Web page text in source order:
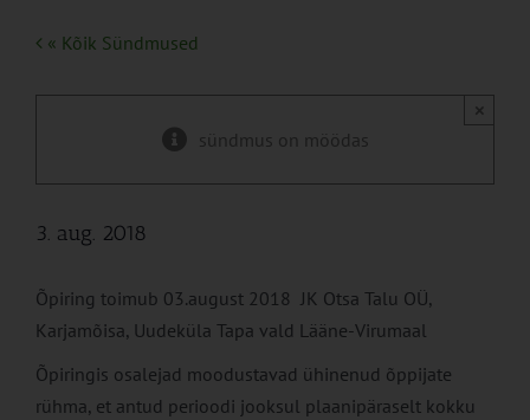
« Kõik Sündmused
sündmus on möödas
×
3. aug. 2018
Õpiring toimub 03.august 2018 JK Otsa Talu OÜ,
Karjamõisa, Uudeküla Tapa vald Lääne-Virumaal
Õpiringis osalejad moodustavad ühinenud õppijate
rühma, et antud perioodi jooksul plaanipäraselt kokku